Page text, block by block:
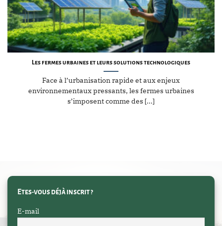
Les fermes urbaines et leurs solutions technologiques
Face à l’urbanisation rapide et aux enjeux
environnementaux pressants, les fermes urbaines
s’imposent comme des [...]
Etes-vous déjà inscrit ?
E-mail